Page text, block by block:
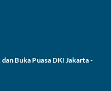
Buka Puasa DKI Jakarta -